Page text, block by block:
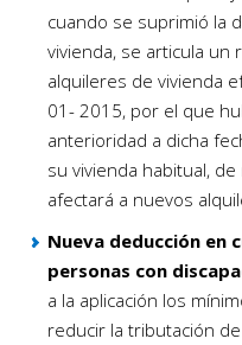
cuando se suprimió la
vivienda, se articula un
alquileres de vivienda
01- 2015, por el que
anterioridad a dicha
su vivienda habitual,
afectará a nuevos
Nueva deducción en
personas con
a la aplicación los
reducir la tributación